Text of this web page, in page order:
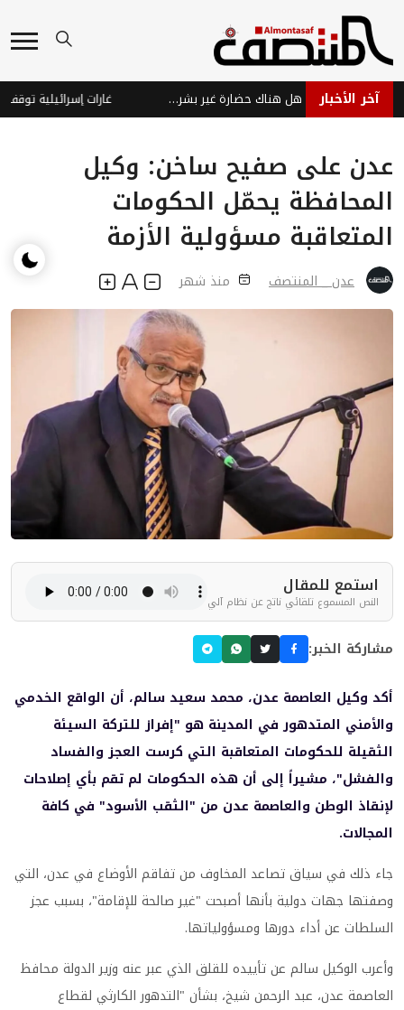
آخر الأخبار اكتشافات مذهلة قرب القمر: هل هناك حضارة غير بشرية؟
عدن على صفيح ساخن: وكيل
المحافظة يحمّل الحكومات
المتعاقبة مسؤولية الأزمة
عدن _ المنتصف منذ شهر
استمع للمقال
النص المسموع تلقائي ناتج عن نظام آلي
مشاركة الخبر:
أكد وكيل العاصمة عدن، محمد سعيد سالم، أن الواقع الخدمي
والأمني المتدهور في المدينة هو "إفراز للتركة السيئة
الثقيلة للحكومات المتعاقبة التي كرست العجز والفساد
والفشل"، مشيراً إلى أن هذه الحكومات لم تقم بأي إصلاحات
لإنقاذ الوطن والعاصمة عدن من "الثقب الأسود" في كافة
المجالات.
جاء ذلك في سياق تصاعد المخاوف من تفاقم الأوضاع في عدن، التي
وصفتها جهات دولية بأنها أصبحت "غير صالحة للإقامة"، بسبب عجز
السلطات عن أداء دورها ومسؤولياتها.
وأعرب الوكيل سالم عن تأييده للقلق الذي عبر عنه وزير الدولة محافظ
العاصمة عدن، عبد الرحمن شيخ، بشأن "التدهور الكارثي لقطاع